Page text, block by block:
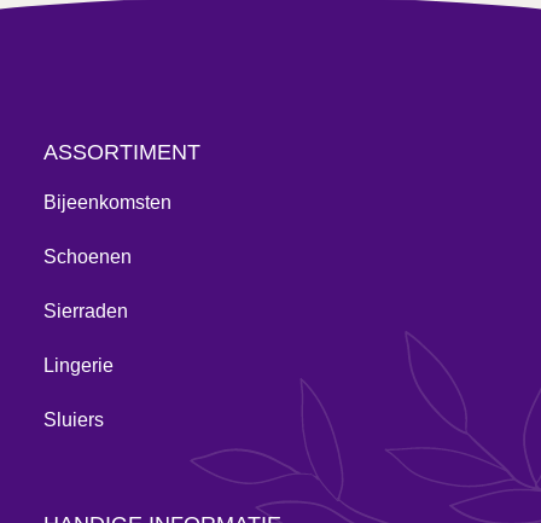
ASSORTIMENT
Bijeenkomsten
Schoenen
Sierraden
Lingerie
Sluiers